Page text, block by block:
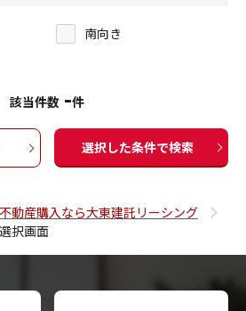
南向き
該当件数 -件
選択した条件で検索
不動産購入なら大東建託リーシング
択画面